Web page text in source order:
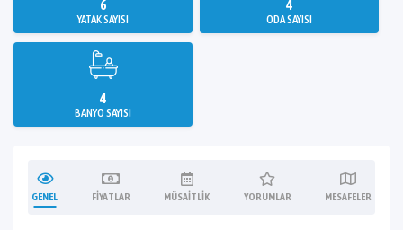
6
YATAK SAYISI
4
ODA SAYISI
4
BANYO SAYISI
GENEL FIYATLAR MÜSAITLIK YORUMLAR MESAFELER